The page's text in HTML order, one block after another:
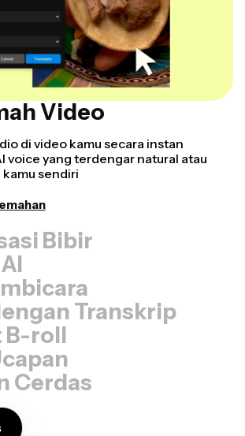
Video
di video kamu secara instan
voice yang terdengar natural atau
sendiri
Bibir
Transkrip
B-roll
Cerdas